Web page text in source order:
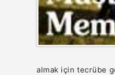
almak için tecrübe